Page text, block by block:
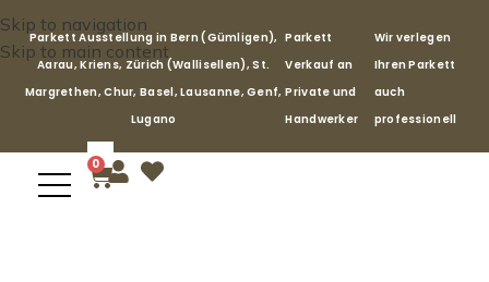
Skip to navigation
Skip to main content
Parkett Ausstellung in Bern (Gümligen),
Aarau, Kriens, Zürich (Wallisellen), St.
Margrethen, Chur, Basel, Lausanne, Genf,
Lugano
Parkett
Verkauf an
Private und
Handwerker
Wir verlegen
Ihren Parkett
auch
professionell
0